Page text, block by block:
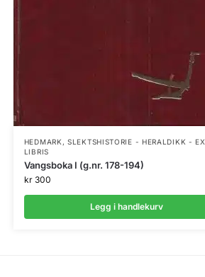
HEDMARK ,SLEKTSHISTORIE - HERALDIKK - EX
LIBRIS
Vangsboka I (g.nr. 178-194)
kr300
Legg i handlekurv